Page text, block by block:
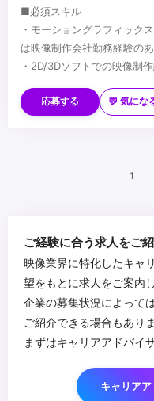
■必須スキル
・モーショングラフィック
は映像制作会社勤務経験の
・2D/3Dソフトでの映像制
・AfterEffect、
・Blender、Maya
・実写表現や映像が好きな方
応募する 💬 気にな
1
ご経験に合う求人をご
映像業界に特化したキャ
望をもとに求人をご案内し
企業の募集状況によって
ご紹介できる場合もありま
まずはキャリアアドバイ
キャリア